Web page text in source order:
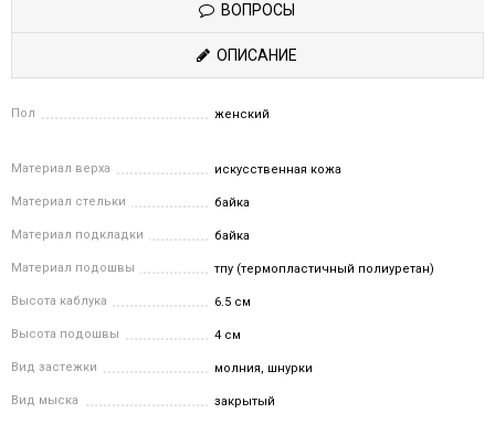
ВОПРОСЫ
ОПИСАНИЕ
Пол женский
Материал верха искусственная кожа
Материал стельки байка
Материал подкладки байка
Материал подошвы тпу (термопластичный полиуретан)
Высота каблука 6.5 см
Высота подошвы 4 см
Вид застежки молния, шнурки
Вид мыска закрытый